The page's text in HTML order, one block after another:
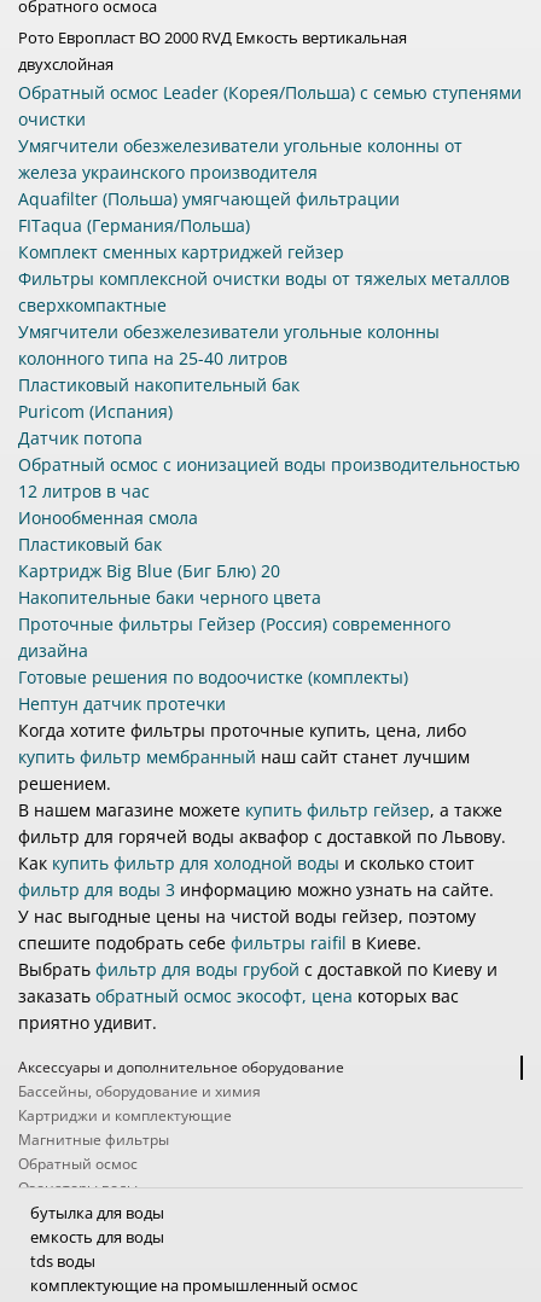
обратного осмоса
Рото Европласт ВО 2000 RVД Емкость вертикальная
двухслойная
Обратный осмос Leader (Корея/Польша) с семью ступенями
очистки
Умягчители обезжелезиватели угольные колонны от
железа украинского производителя
Aquafilter (Польша) умягчающей фильтрации
FITaqua (Германия/Польша)
Комплект сменных картриджей гейзер
Фильтры комплексной очистки воды от тяжелых металлов
сверхкомпактные
Умягчители обезжелезиватели угольные колонны
колонного типа на 25-40 литров
Пластиковый накопительный бак
Puricom (Испания)
Датчик потопа
Обратный осмос с ионизацией воды производительностью
12 литров в час
Ионообменная смола
Пластиковый бак
Картридж Big Blue (Биг Блю) 20
Накопительные баки черного цвета
Проточные фильтры Гейзер (Россия) современного
дизайна
Готовые решения по водоочистке (комплекты)
Нептун датчик протечки
Когда хотите фильтры проточные купить, цена, либо
купить фильтр мембранный наш сайт станет лучшим
решением.
В нашем магазине можете купить фильтр гейзер, а также
фильтр для горячей воды аквафор с доставкой по Львову.
Как купить фильтр для холодной воды и сколько стоит
фильтр для воды 3 информацию можно узнать на сайте.
У нас выгодные цены на чистой воды гейзер, поэтому
спешите подобрать себе фильтры raifil в Киеве.
Выбрать фильтр для воды грубой с доставкой по Киеву и
заказать обратный осмос экософт, цена которых вас
приятно удивит.
Аксессуары и дополнительное оборудование
Бассейны, оборудование и химия
Картриджи и комплектующие
Магнитные фильтры
Обратный осмос
Озонаторы воды
Походные фильтры
Проточные фильтры
Системы защиты от протечек
Системы очистки воды промышленные
бутылка для воды
емкость для воды
tds воды
комплектующие на промышленный осмос